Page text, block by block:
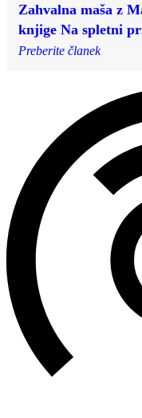
Zahvalna maša z
knjige Na spletni
Preberite članek